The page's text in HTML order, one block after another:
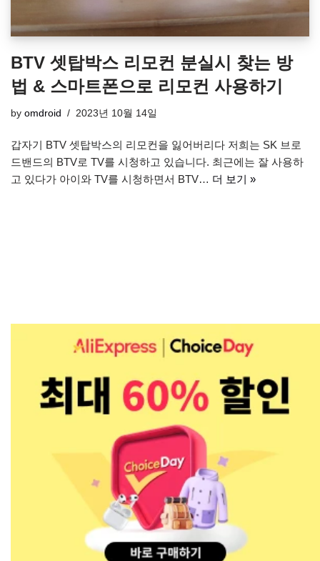
BTV 셋탑박스 리모컨 분실시 찾는 방
법 & 스마트폰으로 리모컨 사용하기
by omdroid 2023년 10월 14일
갑자기 BTV 셋탑박스의 리모컨을 잃어버리다 저희는 SK 브로
드밴드의 BTV로 TV를 시청하고 있습니다. 최근에는 잘 사용하
고 있다가 아이와 TV를 시청하면서 BTV… 더 보기 »